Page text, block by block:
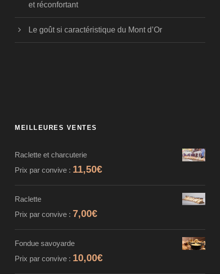
et réconfortant
Le goût si caractéristique du Mont d’Or
MEILLEURES VENTES
Raclette et charcuterie
Prix par convive : 11,50€
Raclette
Prix par convive : 7,00€
Fondue savoyarde
Prix par convive : 10,00€